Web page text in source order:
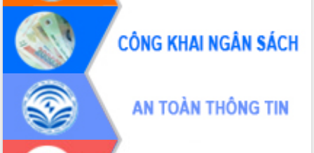
Hội thảo khoa học “Giải pháp thúc đẩy
phát triển nền kinh tế xanh tại tỉnh
Đắk Lắk”
Tăng cường giám sát, đôn đốc thực
hiện nhiệm vụ quản lý tài sản công
hàng tuần
Tháo gỡ những vướng mắc, đẩy mạnh
công tác cải cách thủ tục hành chính
tại Trung tâm Phục vụ hành chính
công tỉnh